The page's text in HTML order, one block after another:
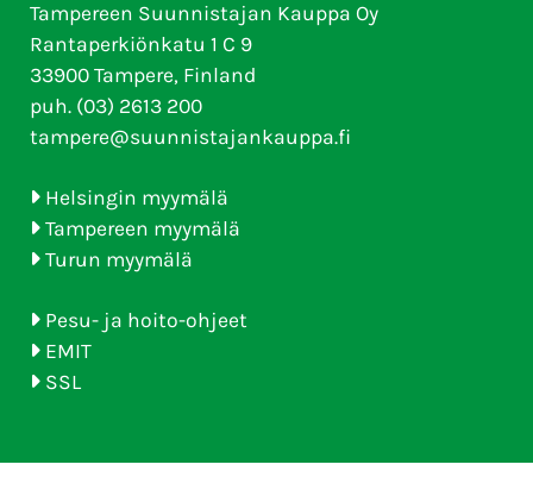
Tampereen Suunnistajan Kauppa Oy
Rantaperkiönkatu 1 C 9
33900 Tampere, Finland
puh. (03) 2613 200
tampere@suunnistajankauppa.fi
Helsingin myymälä
Tampereen myymälä
Turun myymälä
Pesu- ja hoito-ohjeet
EMIT
SSL